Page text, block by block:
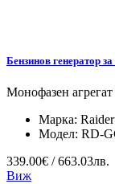
Бензинов генератор
Монофазен
Марка: Raider
Модел: RD-
339.00€ / 663.03лв.
Виж